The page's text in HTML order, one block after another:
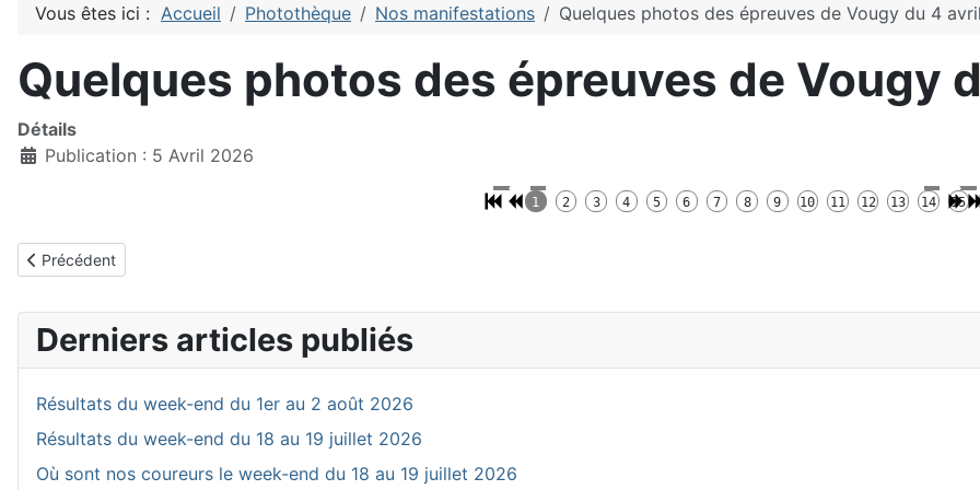
Vous êtes ici : Accueil Photothèque Nos manifestations Quelques photos des épreuves de Vougy du 4
Quelques photos des épreuves de Vougy
Détails
Publication : 5 Avril 2026
1 2 3 4 5 6 7 8 9 10 11 12 13 14 15
Article précédent : Photos des podiums Ecole de Route et U17 des épreuves de Vougy
Précédent
Derniers articles publiés
Résultats du week-end du 1er au 2 août 2026
Résultats du week-end du 18 au 19 juillet 2026
Où sont nos coureurs le week-end du 18 au 19 juillet 2026